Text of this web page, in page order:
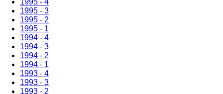
1995 - 4
1995 - 3
1995 - 2
1995 - 1
1994 - 4
1994 - 3
1994 - 2
1994 - 1
1993 - 4
1993 - 3
1993 - 2